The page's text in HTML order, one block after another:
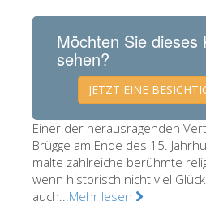
Bargello Museum
Palatina Galerie
Medici Kapelle
Möchten Sie dieses
sehen?
JETZT EINE
Einer der herausragenden
Brügge am Ende des 15.
malte zahlreiche berühmte
wenn historisch nicht viel
auch...Mehr lesen